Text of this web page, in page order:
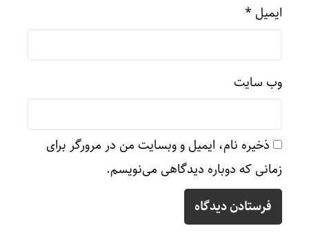
ایمیل *
وب‌ سایت
ذخیره نام، ایمیل و وبسایت من در مرورگر برای
زمانی که دوباره دیدگاهی می‌نویسم.